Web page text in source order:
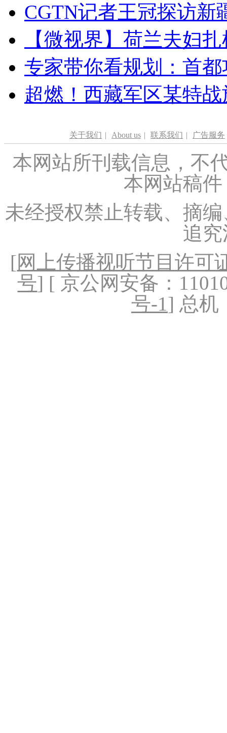
CGTN记者王冠探访新
【微视界】荷兰夫妇
专家带你看规划：首
超燃！西藏军区某特
关于我们 | About us | 联系我们 | 广告服务
本网站所刊载信息，不
本网站稿
未经授权禁止转载、摘
追
[网上传播视听节目许可
号] [ 京公网安备：
号-1] 总机